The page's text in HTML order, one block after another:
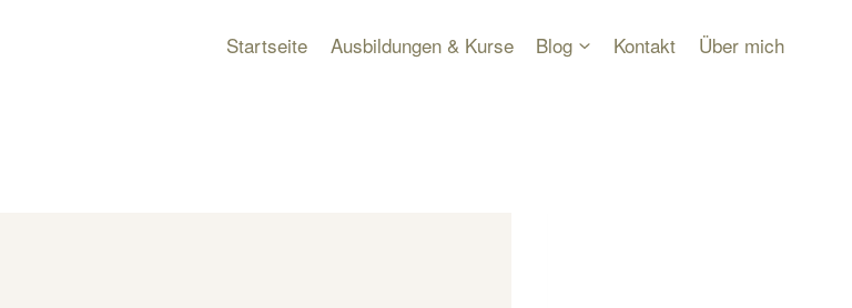
Startseite Ausbildungen & Kurse Blog Kontakt Über mich